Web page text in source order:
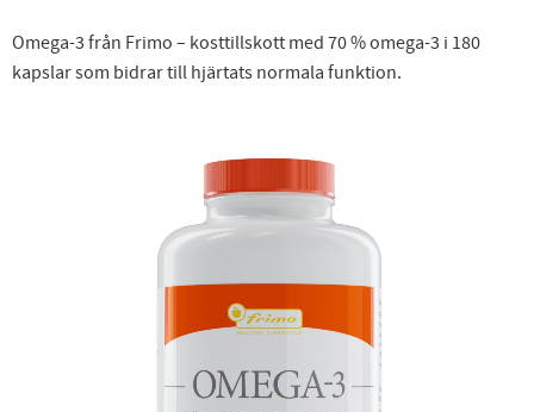
Omega-3 från Frimo – kosttillskott med 70 % omega-3 i 180
kapslar som bidrar till hjärtats normala funktion.